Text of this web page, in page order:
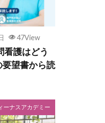
47View
看護はどう
望書から読
ーナスアカデミー